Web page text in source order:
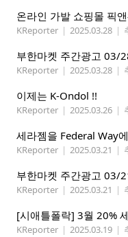
온라인 가발 쇼핑몰 픽
KReporter | 2025.03.28 |
부한마켓 주간광고 03/
KReporter | 2025.03.28 |
이제는 K-Ondol !!
KReporter | 2025.03.26 |
세라젬을 Federal Way
KReporter | 2025.03.21 |
부한마켓 주간광고 03/
KReporter | 2025.03.21 |
[시애틀폴락] 3월 20%
KReporter | 2025.03.19 |